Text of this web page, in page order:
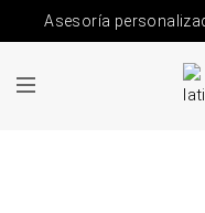
Asesoría